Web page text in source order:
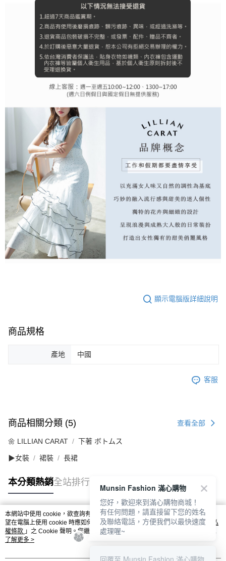
顯示電腦版詳細說明
商品規格
產地 中國
客服
商品相關分類 (5) 查看全部
🌼 LILLIAN CARAT 下著 ボトムス
▶女裝 裙裝 長裙
本分類熱銷全站排行
熱門標籤
本網站中使用 cookie，欲查詢有關本網站使用 cookie 方式之詳情，及若您不希
望在電腦上使用 cookie 時應如何變更電腦的 cookie 設定，請參閱本網站「
隱私
權條款 」之 Cookie 聲明。您繼續使用本網站即表示您同意本公司得按本網站使
用條款之 Cookie 聲明使用 cookie。
了解更多 >
Munsin Fashion 滿心購物
您好，歡迎來到滿心購物商城！
有任何問題，請直接留下您的姓名
及聯絡電話，方便我們以最快速度
處理喔~
回覆至 Munsin Fashion 滿心購物